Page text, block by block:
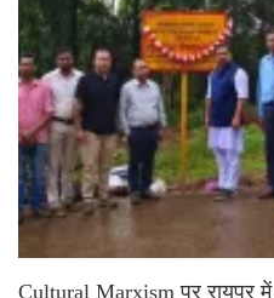
Cultural Marxism पर रायपुर में